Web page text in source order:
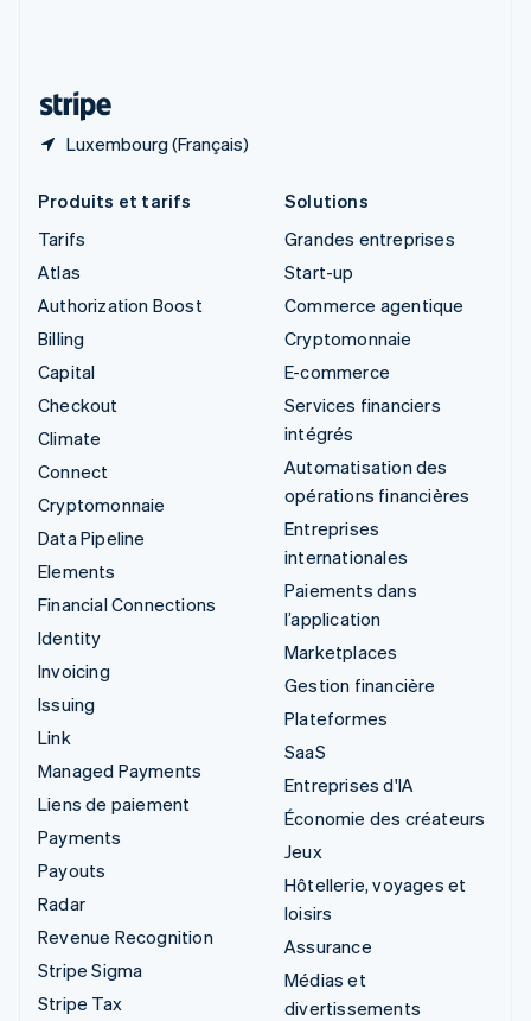
Luxembourg (Français)
Produits et tarifs
Tarifs
Atlas
Authorization Boost
Billing
Capital
Checkout
Climate
Connect
Cryptomonnaie
Data Pipeline
Elements
Financial Connections
Identity
Invoicing
Issuing
Link
Managed Payments
Liens de paiement
Payments
Payouts
Radar
Revenue Recognition
Stripe Sigma
Stripe Tax
Solutions
Grandes entreprises
Start-up
Commerce agentique
Cryptomonnaie
E-commerce
Services financiers
intégrés
Automatisation des
opérations financières
Entreprises
internationales
Paiements dans
l’application
Marketplaces
Gestion financière
Plateformes
SaaS
Entreprises d'IA
Économie des créateurs
Jeux
Hôtellerie, voyages et
loisirs
Assurance
Médias et
divertissements